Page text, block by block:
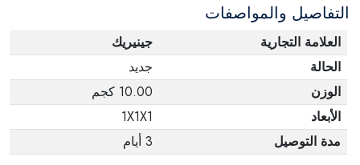
التفاصيل والمواصفات
العلامة التجارية
جينيريك
الحالة
جديد
الوزن
10.00 كجم
الأبعاد
1X1X1
مدة التوصيل
3 أيام